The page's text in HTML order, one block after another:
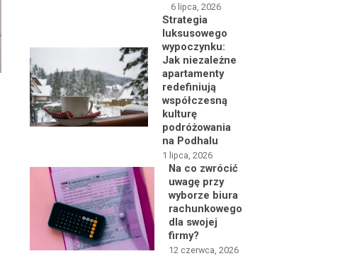
6 lipca, 2026
Strategia
luksusowego
wypoczynku:
Jak niezależne
apartamenty
redefiniują
współczesną
kulturę
podróżowania
na Podhalu
1 lipca, 2026
Na co zwrócić
uwagę przy
wyborze biura
rachunkowego
dla swojej
firmy?
12 czerwca, 2026